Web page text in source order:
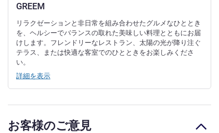
GREEM
リラクゼーションと非日常を組み合わせたグルメなひととき
を、ヘルシーでバランスの取れた美味しい料理とともにお届
けします。フレンドリーなレストラン、太陽の光が降り注ぐ
テラス、または快適な客室でのひとときをお楽しみくださ
い。
詳細を表示
お客様のご意見